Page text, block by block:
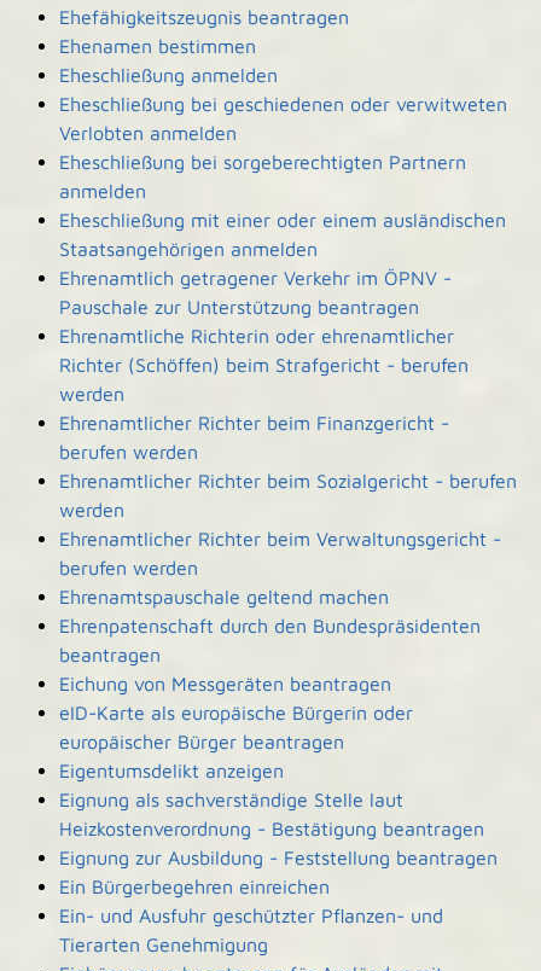
Ehefähigkeitszeugnis beantragen
Ehenamen bestimmen
Eheschließung anmelden
Eheschließung bei geschiedenen oder verwitweten
Verlobten anmelden
Eheschließung bei sorgeberechtigten Partnern
anmelden
Eheschließung mit einer oder einem ausländischen
Staatsangehörigen anmelden
Ehrenamtlich getragener Verkehr im ÖPNV -
Pauschale zur Unterstützung beantragen
Ehrenamtliche Richterin oder ehrenamtlicher
Richter (Schöffen) beim Strafgericht - berufen
werden
Ehrenamtlicher Richter beim Finanzgericht -
berufen werden
Ehrenamtlicher Richter beim Sozialgericht - berufen
werden
Ehrenamtlicher Richter beim Verwaltungsgericht -
berufen werden
Ehrenamtspauschale geltend machen
Ehrenpatenschaft durch den Bundespräsidenten
beantragen
Eichung von Messgeräten beantragen
eID-Karte als europäische Bürgerin oder
europäischer Bürger beantragen
Eigentumsdelikt anzeigen
Eignung als sachverständige Stelle laut
Heizkostenverordnung - Bestätigung beantragen
Eignung zur Ausbildung - Feststellung beantragen
Ein Bürgerbegehren einreichen
Ein- und Ausfuhr geschützter Pflanzen- und
Tierarten Genehmigung